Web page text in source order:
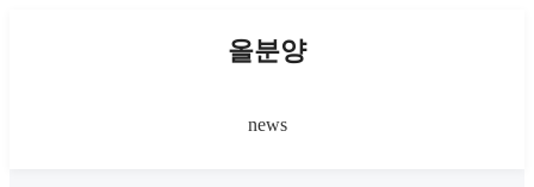
올분양
news